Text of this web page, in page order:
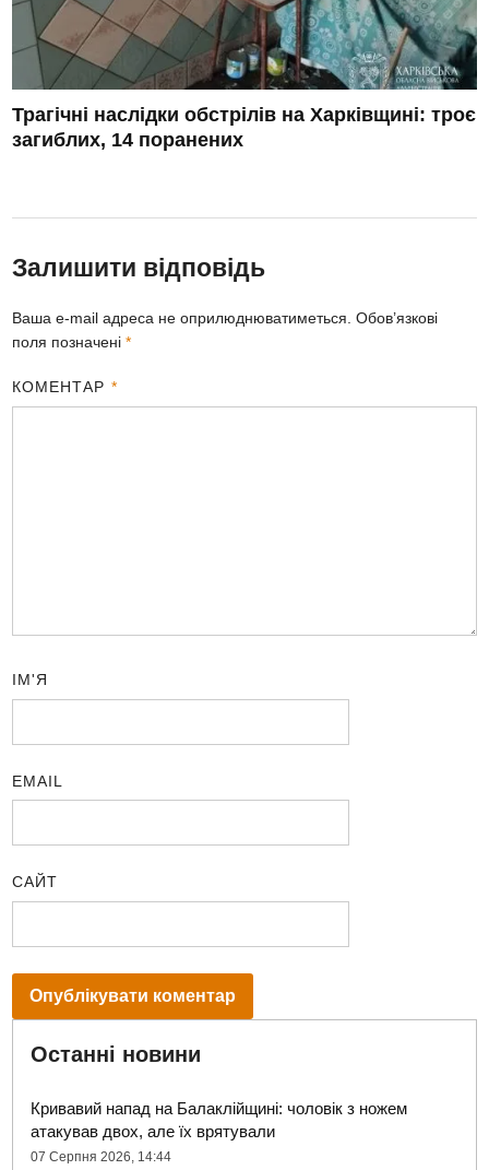
Трагічні наслідки обстрілів на Харківщині: троє
загиблих, 14 поранених
Залишити відповідь
Ваша e-mail адреса не оприлюднюватиметься. Обов’язкові
поля позначені*
КОМЕНТАР *
ІМ'Я
EMAIL
САЙТ
Останні новини
Кривавий напад на Балаклійщині: чоловік з ножем
атакував двох, але їх врятували
07 Серпня 2026, 14:44